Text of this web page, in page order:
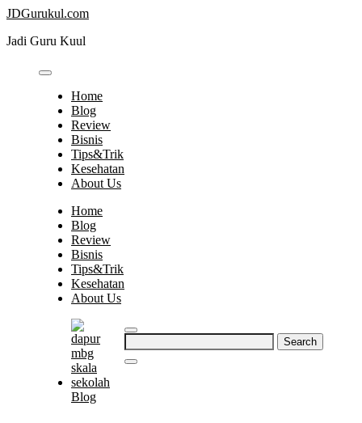
Skip
content
JDGurukul.com
Jadi Guru Kuul
Home
Blog
Review
Bisnis
Tips&Trik
Kesehatan
About Us
Home
Blog
Review
Bisnis
Tips&Trik
Kesehatan
About Us
Search
for:
Blog